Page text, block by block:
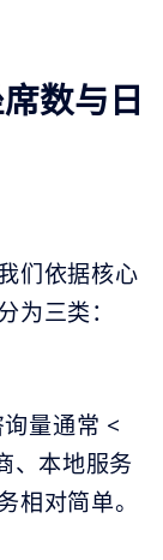
数与日
们依据核心
为三类：
量通常 <
、本地服务
相对简单。